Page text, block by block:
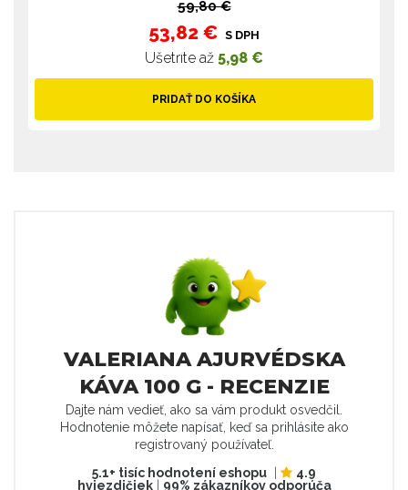
59,80 €
53,82 € S DPH
Ušetríte až 5,98 €
PRIDAŤ DO KOŠÍKA
VALERIANA AJURVÉDSKA
KÁVA 100 G - RECENZIE
Dajte nám vedieť, ako sa vám produkt osvedčil.
Hodnotenie môžete napísať, keď sa prihlásite ako
registrovaný používateľ.
5.1+ tisíc hodnotení eshopu
4.9
hviezdičiek| 99% zákazníkov odporúča